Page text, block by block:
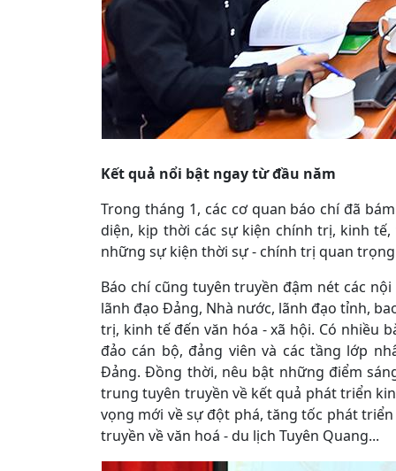
Kết quả nổi bật ngay từ đầu năm
Trong tháng 1, các cơ quan báo chí đã
diện, kịp thời các sự kiện chính trị, kinh
những sự kiện thời sự - chính trị quan
Báo chí cũng tuyên truyền đậm nét các
lãnh đạo Đảng, Nhà nước, lãnh đạo tỉnh,
trị, kinh tế đến văn hóa - xã hội. Có nhiều
đảo cán bộ, đảng viên và các tầng lớp
Đảng. Đồng thời, nêu bật những điểm
trung tuyên truyền về kết quả phát triển
vọng mới về sự đột phá, tăng tốc phát
truyền về văn hoá - du lịch Tuyên Quang...